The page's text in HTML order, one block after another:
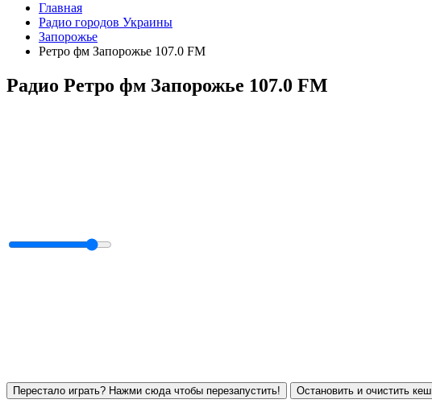
Главная
Радио городов Украины
Запорожье
Ретро фм Запорожье 107.0 FM
Радио Ретро фм Запорожье 107.0 FM
Перестало играть? Нажми сюда чтобы перезапустить! Остановить и очистить кеш.